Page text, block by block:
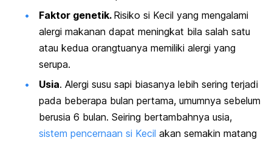
Faktor genetik. Risiko si Kecil yang mengalami
alergi makanan dapat meningkat bila salah satu
atau kedua orangtuanya memiliki alergi yang
serupa.
Usia. Alergi susu sapi biasanya lebih sering terjadi
pada beberapa bulan pertama, umumnya sebelum
berusia 6 bulan. Seiring bertambahnya usia,
sistem pencernaan si Kecil akan semakin matang